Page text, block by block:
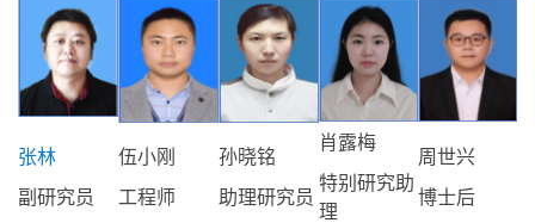
张林
副研究员
伍小刚
工程师
孙晓铭
助理研究员
肖露梅
特别研究助
理
周世兴
博士后